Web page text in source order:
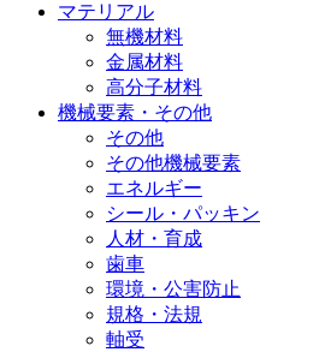
マテリアル
無機材料
金属材料
高分子材料
機械要素・その他
その他
その他機械要素
エネルギー
シール・パッキン
人材・育成
歯車
環境・公害防止
規格・法規
軸受